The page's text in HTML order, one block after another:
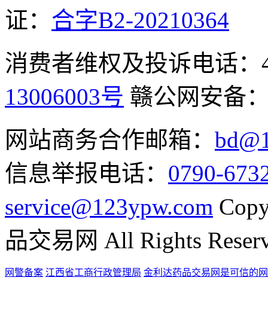
证： 合字B2-20210364
消费者维权及投诉电话：
13006003号 赣公网安备
网站商务合作邮箱：
信息举报电话： 0790-
service@123ypw.com
品交易网 All Rights
网警备案 江西省工商行政管理局 金利达药品交易网是可信的